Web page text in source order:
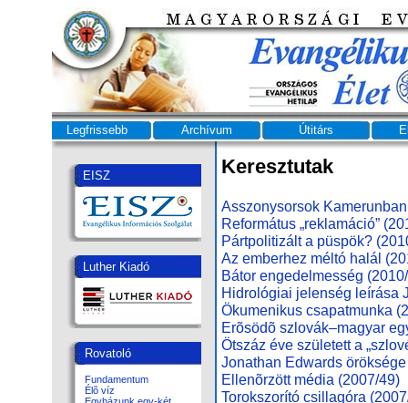
Legfrissebb Archívum Útitárs
EISZ
Luther Kiadó
Rovatoló
Fundamentum
Élõ víz
Keresztutak
Asszony­sorsok
Re­for­má­tus „rek­la­má­ció”
Párt­po­li­ti­zált a püs­pök?
Az em­ber­hez mél­tó ha­lál
Bá­tor en­ge­del­mes­ség
Hid­ro­ló­gi­ai je­len­ség le­írá­sa
Öku­me­ni­kus csa­pat­mun­ka
Erõsödõ szlovák–magyar
Ötszáz éve született a
Jonathan Edwards
Ellenõrzött média (2007/49)
Torokszorító csillagóra